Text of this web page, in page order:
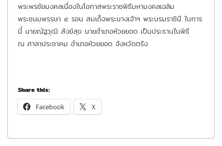
พระพรชัยมงคลเนื่องในโอกาสพระราชพิธีมหามงคลเฉลิม
พระชนมพรรษา ๔ รอบ สมเด็จพระนางเจ้าฯ พระบรมราชินี ในการ
นี้ นายณัฐวุฒิ สังข์สุข นายอำเภอห้วยยอด เป็นประธานในพิธี
ณ ศาลาประชาคม อำเภอห้วยยอด จังหวัดตรัง
Share this:
Facebook X